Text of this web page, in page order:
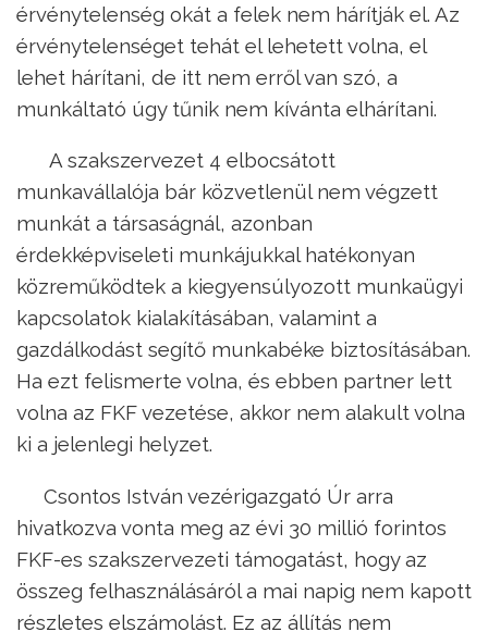
érvénytelenség okát a felek nem hárítják el. Az
érvénytelenséget tehát el lehetett volna, el
lehet hárítani, de itt nem erről van szó, a
munkáltató úgy tűnik nem kívánta elhárítani.
A szakszervezet 4 elbocsátott
munkavállalója bár közvetlenül nem végzett
munkát a társaságnál, azonban
érdekképviseleti munkájukkal hatékonyan
közreműködtek a kiegyensúlyozott munkaügyi
kapcsolatok kialakításában, valamint a
gazdálkodást segítő munkabéke biztosításában.
Ha ezt felismerte volna, és ebben partner lett
volna az FKF vezetése, akkor nem alakult volna
ki a jelenlegi helyzet.
Csontos István vezérigazgató Úr arra
hivatkozva vonta meg az évi 30 millió forintos
FKF-es szakszervezeti támogatást, hogy az
összeg felhasználásáról a mai napig nem kapott
részletes elszámolást. Ez az állítás nem